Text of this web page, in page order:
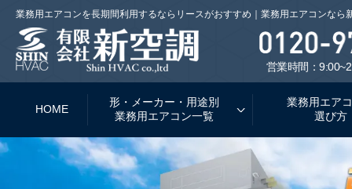
業務用エアコンを長期間利用するならリースがおすすめ｜業務用エアコンなら
営業時間：
HOME
形・メーカー・用途別
業務用エアコン一覧
業務用エア
選び方